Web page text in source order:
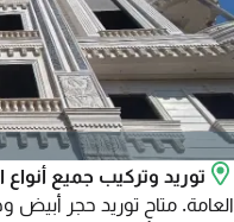
توريد وتركيب جميع
العامة. متاح توريد حجر أبيض